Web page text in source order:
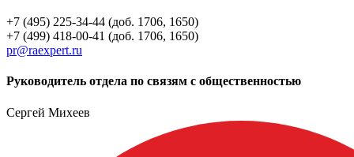
+7 (495) 225-34-44 (доб. 1706, 1650)
+7 (499) 418-00-41 (доб. 1706, 1650)
pr@raexpert.ru
Руководитель отдела по связям с общественностью
Сергей Михеев